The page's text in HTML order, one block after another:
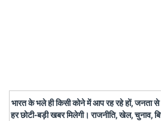
भारत के भले ही किसी कोने में आप रह रहे हों, जनता
हर छोटी-बड़ी खबर मिलेगी। राजनीति, खेल, चुनाव,